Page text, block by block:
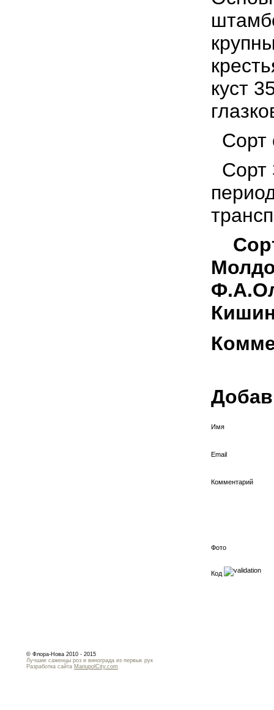
куст
Сорт
Сорт
Имя
Email
Комментарий
Фото
Код
© Флора-Нова 2010 - 2015
Лучшие саженцы роз и винограда из первых рук
Разработка сайта MariupolCity.com